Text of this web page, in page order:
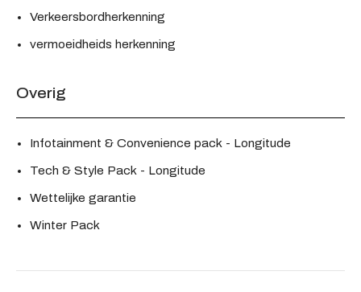
Verkeersbordherkenning
vermoeidheids herkenning
Overig
Infotainment & Convenience pack - Longitude
Tech & Style Pack - Longitude
Wettelijke garantie
Winter Pack